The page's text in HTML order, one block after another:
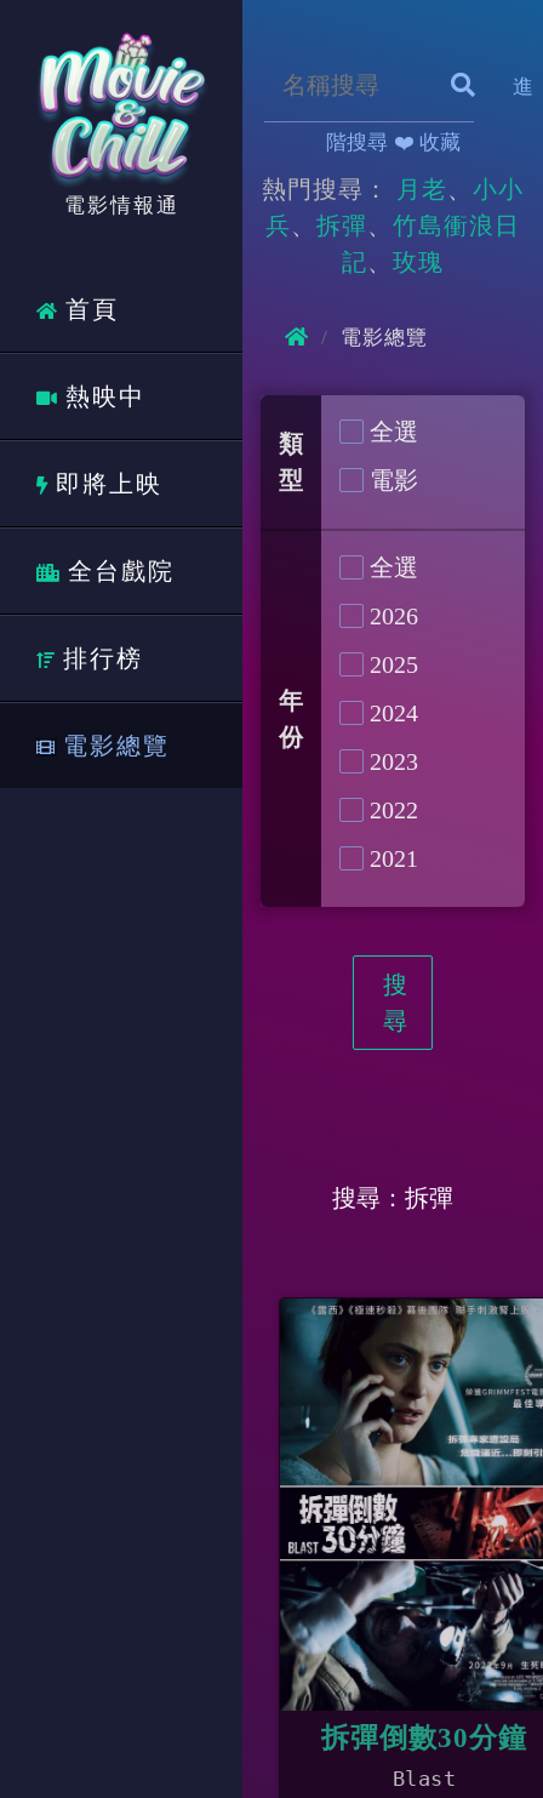
電影情報通
首頁
熱映中
即將上映
全台戲院
排行榜
電影總覽
進
階搜尋 ❤️ 收藏
熱門搜尋： 月老
小小
兵
拆彈
竹島衝浪日
記
玫瑰
電影總覽
類
型
全選
電影
年
份
全選
2026
2025
2024
2023
2022
2021
搜
尋
搜尋：拆彈
拆彈倒數30分鐘
Blast